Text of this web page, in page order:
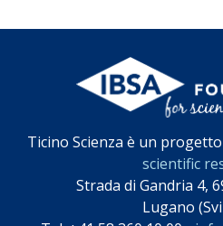
Ticino Scienza è un
scientific
Strada di Gandria 4,
Lugano